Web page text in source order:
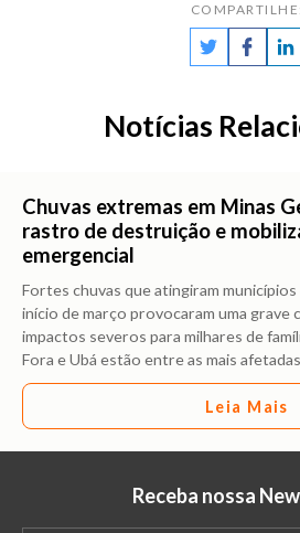
COMPARTILHE:
Notícias
Chuvas extremas em Minas
rastro de destruição e
emergencial
Fortes chuvas que atingiram
início de março provocaram uma grave
impactos severos para milhares de
Fora e Ubá estão entre as mais
Leia Mais
Receba nossa